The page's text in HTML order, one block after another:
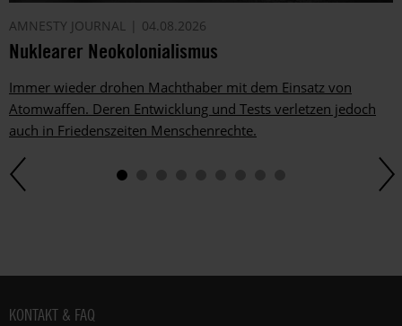
AMNESTY JOURNAL 04.08.2026
Nuklearer Neokolonialismus
Immer wieder drohen Machthaber mit dem Einsatz von
Atomwaffen. Deren Entwicklung und Tests verletzen jedoch
auch in Friedenszeiten Menschenrechte.
Fußbereich
KONTAKT & FAQ